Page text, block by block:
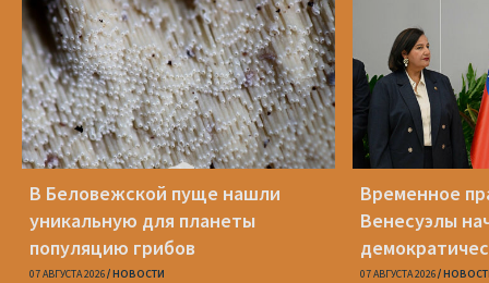
В Беловежской пуще нашли
уникальную для планеты
популяцию грибов
07 АВГУСТА 2026 НОВОСТИ
Временное
Венесуэлы
07 АВГУСТА 2026